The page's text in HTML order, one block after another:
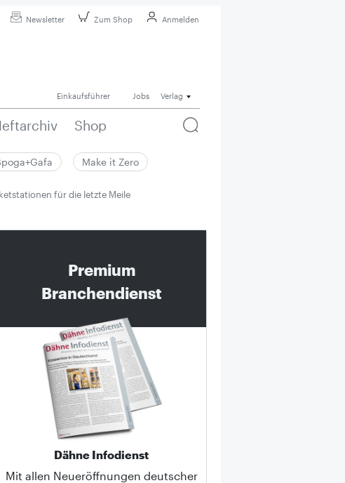
Newsletter Zum Shop Anmelden
Einkaufsführer Jobs Verlag
Shop
Make it Zero
für die letzte Meile
Premium
Branchendienst
Dähne Infodienst
Mit allen Neueröffnungen deutscher